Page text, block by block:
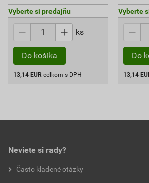
Vyberte si predajňu
ks
Do košíka
13,14 EUR celkom s DPH
Vyberte
Do
13,14
Neviete si rady?
Často kladené otázky